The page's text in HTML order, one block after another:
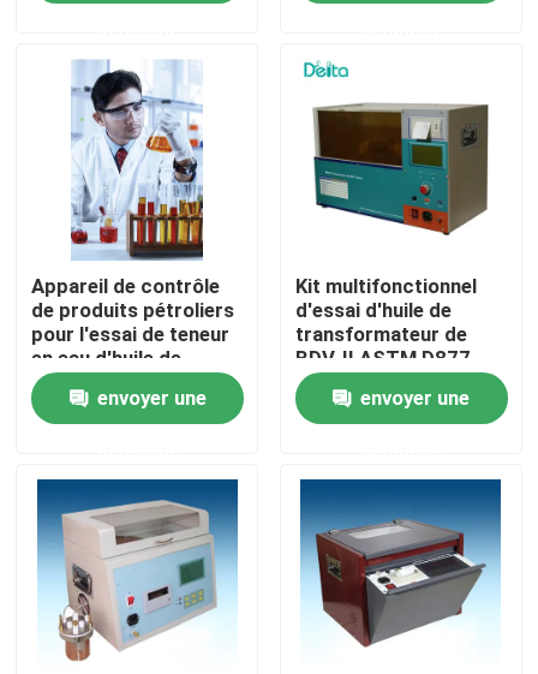
Vidéos
À propos de nous
Visite de l'usine
Contrôle de la qualité
Demandez un devis
Équipement d'essai électrique
Matériel d'essai au feu
Appareil de contrôle
de produits pétroliers
pour l'essai de teneur
en eau d'huile de
transformateur
envoyer une
Kit multifonctionnel
d'essai d'huile de
transformateur de
BDV-II ASTM D877
ASTM D1816 IEC156
envoyer une